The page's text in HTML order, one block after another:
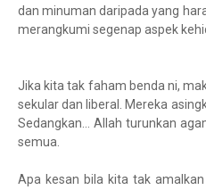
dan minuman daripada yang
merangkumi segenap aspek
Jika kita tak faham benda ni,
sekular dan liberal. Mereka
Sedangkan… Allah turunkan
semua.
Apa kesan bila kita tak